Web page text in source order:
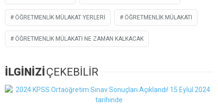
ÖĞRETMENLIK MÜLAKAT YERLERI ÖĞRETMENLIK MÜLAKATI
ÖĞRETMENLIK MÜLAKATI NE ZAMAN KALKACAK
İLGİNİZİÇEKEBİLİR